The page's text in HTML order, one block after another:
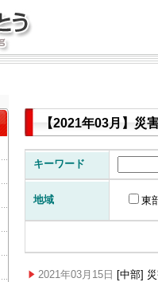
【2021年03月】災
キーワード
地域 東
2021年03月15日 [中部]